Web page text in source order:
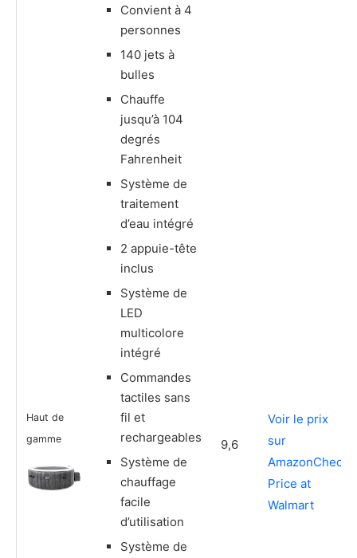
Haut de
gamme
Convient à 4
personnes
140 jets à
bulles
Chauffe
jusqu’à 104
degrés
Fahrenheit
Système de
traitement
d’eau intégré
2 appuie-tête
inclus
Système de
LED
multicolore
intégré
Commandes
tactiles sans
fil et
rechargeables
Système de
chauffage
facile
d’utilisation
Système de
9,6
Voir le prix
sur
AmazonCheck
Price at
Walmart